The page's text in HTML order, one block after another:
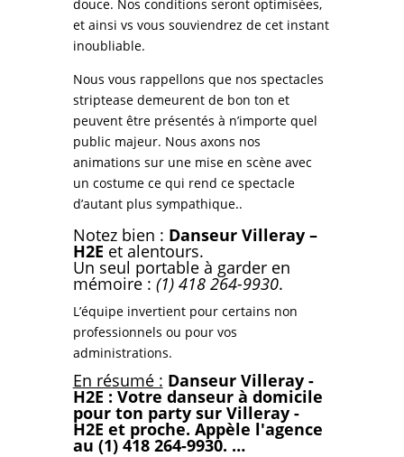
douce. Nos conditions seront optimisées,
et ainsi vs vous souviendrez de cet instant
inoubliable.
Nous vous rappellons que nos spectacles
striptease demeurent de bon ton et
peuvent être présentés à n’importe quel
public majeur. Nous axons nos
animations sur une mise en scène avec
un costume ce qui rend ce spectacle
d’autant plus sympathique..
Notez bien : Danseur Villeray –
H2E et alentours.
Un seul portable à garder en
mémoire : (1) 418 264-9930.
L’équipe invertient pour certains non
professionnels ou pour vos
administrations.
En résumé : Danseur Villeray -
H2E : Votre danseur à domicile
pour ton party sur Villeray -
H2E et proche. Appèle l'agence
au (1) 418 264-9930. …